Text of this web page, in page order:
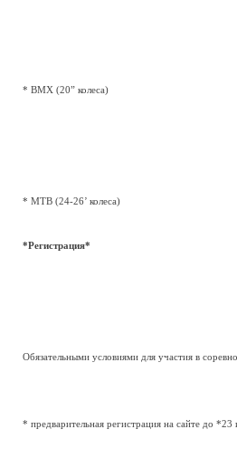
* BMX (20” колеса)
* MTB (24-26’ колеса)
*Регистрация*
Обязательными условиями для участия в
* предварительная регистрация на сайте до *23